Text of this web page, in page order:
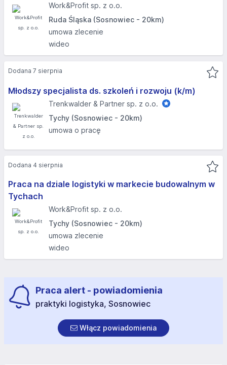
Work&Profit sp. z o.o.
Ruda Śląska (Sosnowiec - 20km)
umowa zlecenie
wideo
Młodszy specjalista ds. szkoleń i rozwoju (k/m)
Trenkwalder & Partner sp. z o.o.
Tychy (Sosnowiec - 20km)
umowa o pracę
Dodana 7 sierpnia
Praca na dziale logistyki w markecie budowalnym w
Tychach
Work&Profit sp. z o.o.
Tychy (Sosnowiec - 20km)
umowa zlecenie
wideo
Dodana 4 sierpnia
Praca alert - powiadomienia
praktyki logistyka, Sosnowiec
Włącz powiadomienia